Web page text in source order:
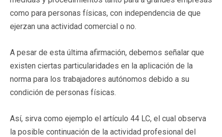
como para personas físicas, con independencia de que
ejerzan una actividad comercial o no.
A pesar de esta última afirmación, debemos señalar que
existen ciertas particularidades en la aplicación de la
norma para los trabajadores autónomos debido a su
condición de personas físicas.
Así, sirva como ejemplo el artículo 44 LC, el cual observa
la posible continuación de la actividad profesional del